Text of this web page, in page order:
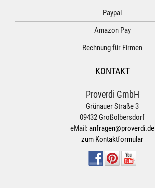
Paypal
Amazon Pay
Rechnung für Firmen
KONTAKT
Proverdi GmbH
Grünauer Straße 3
09432 Großolbersdorf
eMail: anfragen@proverdi.de
zum Kontaktformular